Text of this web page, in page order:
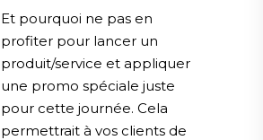
Et pourquoi ne pas en
profiter pour lancer un
produit/service et appliquer
une promo spéciale juste
pour cette journée. Cela
permettrait à vos clients de